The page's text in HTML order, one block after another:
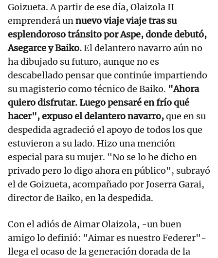
Goizueta. A partir de ese día, Olaizola II
emprenderá unnuevo viaje viaje tras su
esplendoroso tránsito por Aspe, donde debutó,
Asegarce y Baiko.El delantero navarro aún no
ha dibujado su futuro, aunque no es
descabellado pensar que continúe impartiendo
su magisterio como técnico de Baiko. "Ahora
quiero disfrutar. Luego pensaré en frío qué
hacer", expuso el delantero navarro,que en su
despedida agradeció el apoyo de todos los que
estuvieron a su lado. Hizo una mención
especial para su mujer. "No se lo he dicho en
privado pero lo digo ahora en público", subrayó
el de Goizueta, acompañado por Joserra Garai,
director de Baiko, en la despedida.
Con el adiós de Aimar Olaizola, -un buen
amigo lo definió: "Aimar es nuestro Federer"-
llega el ocaso de la generación dorada de la